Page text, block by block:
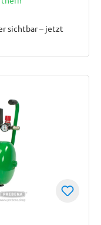
sichtbar – jetzt